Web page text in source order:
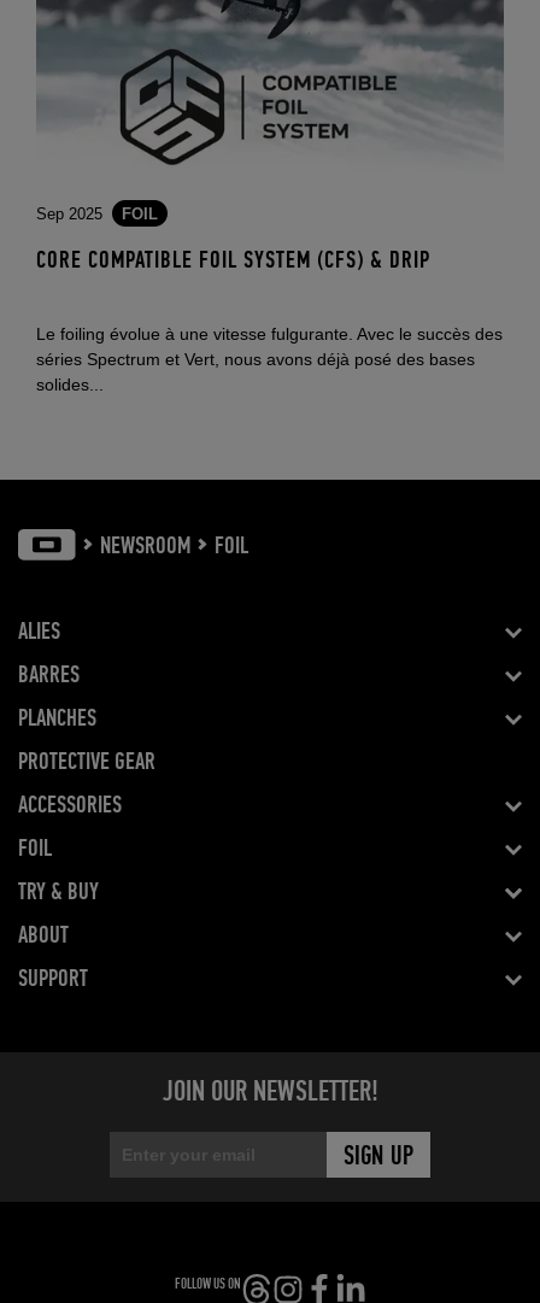
Sep 2025 FOIL
CORE COMPATIBLE FOIL SYSTEM (CFS) & DRIP
Le foiling évolue à une vitesse fulgurante. Avec le succès des
séries Spectrum et Vert, nous avons déjà posé des bases
solides...
NEWSROOM FOIL
ALIES
BARRES
PLANCHES
PROTECTIVE GEAR
ACCESSORIES
FOIL
TRY & BUY
ABOUT
SUPPORT
JOIN OUR NEWSLETTER!
FOLLOW US ON